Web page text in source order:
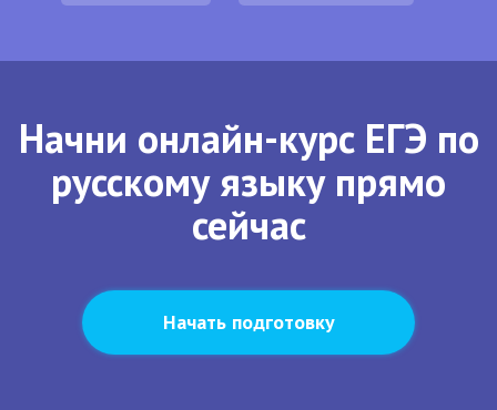
Начни онлайн-курс ЕГЭ по
русскому языку прямо
сейчас
Начать подготовку